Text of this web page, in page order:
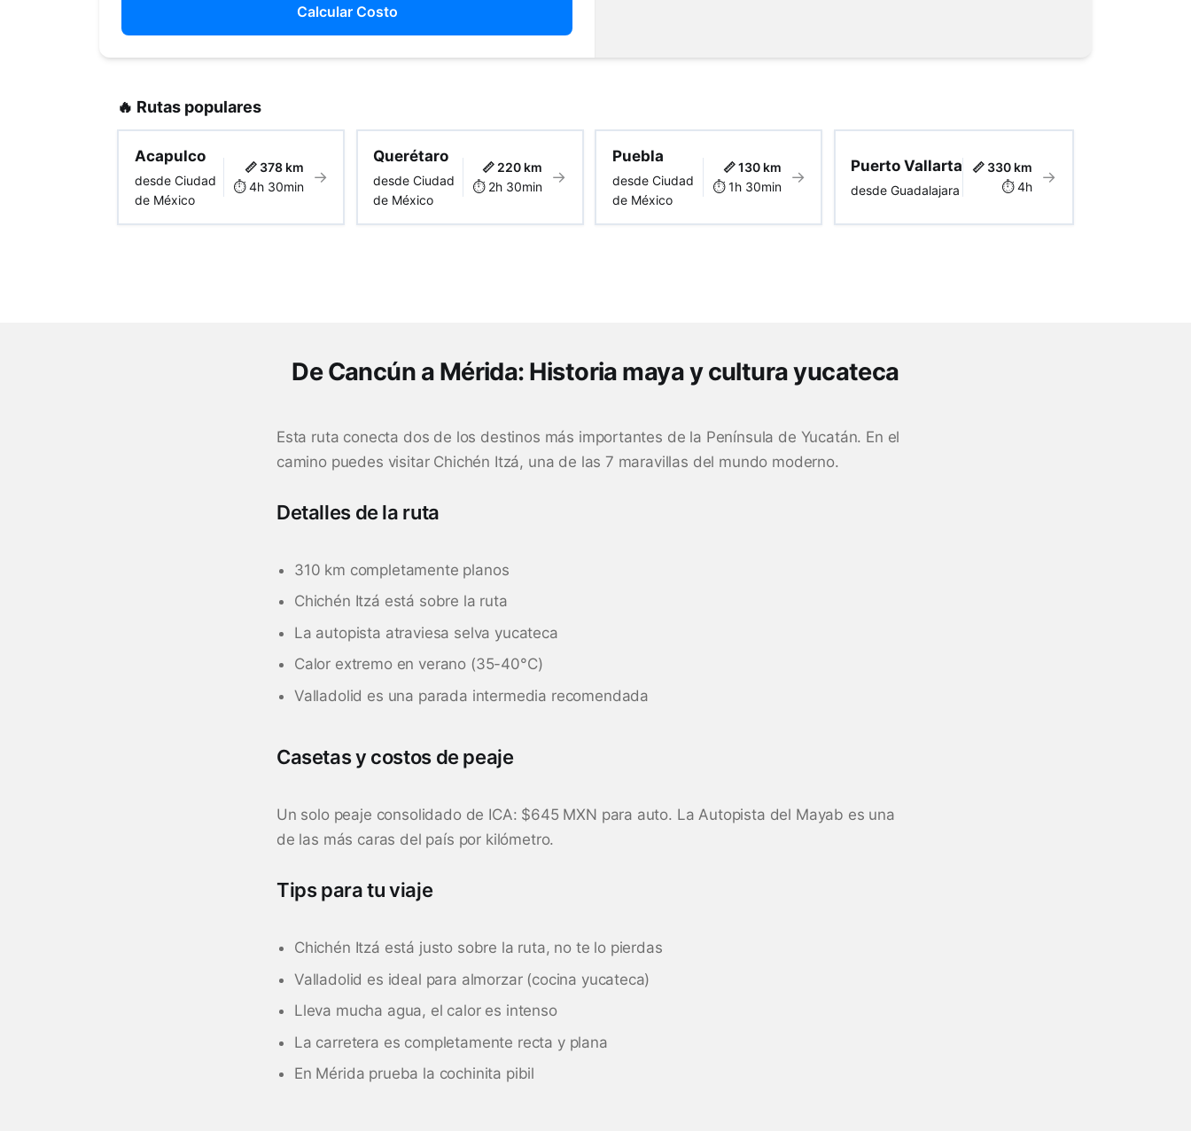
Calcular Costo
🔥 Rutas populares
Acapulco
desde Ciudad
de México
📏 378 km
⏱️ 4h 30min
→
Querétaro
desde Ciudad
de México
📏 220 km
⏱️ 2h 30min
→
Puebla
desde Ciudad
de México
📏 130 km
⏱️ 1h 30min
→
Puerto Vallarta
desde Guadalajara
📏 330 km
⏱️ 4h
→
De Cancún a Mérida: Historia maya y cultura yucateca
Esta ruta conecta dos de los destinos más importantes de la Península de Yucatán. En el
camino puedes visitar Chichén Itzá, una de las 7 maravillas del mundo moderno.
Detalles de la ruta
310 km completamente planos
Chichén Itzá está sobre la ruta
La autopista atraviesa selva yucateca
Calor extremo en verano (35-40°C)
Valladolid es una parada intermedia recomendada
Casetas y costos de peaje
Un solo peaje consolidado de ICA: $645 MXN para auto. La Autopista del Mayab es una
de las más caras del país por kilómetro.
Tips para tu viaje
Chichén Itzá está justo sobre la ruta, no te lo pierdas
Valladolid es ideal para almorzar (cocina yucateca)
Lleva mucha agua, el calor es intenso
La carretera es completamente recta y plana
En Mérida prueba la cochinita pibil